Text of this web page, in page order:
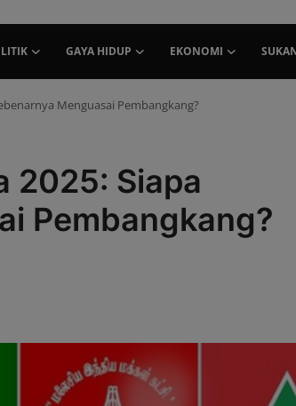
GAYA HIDUP EKONOMI
Menguasai Pembangkang?
2025: Siapa
Pembangkang?